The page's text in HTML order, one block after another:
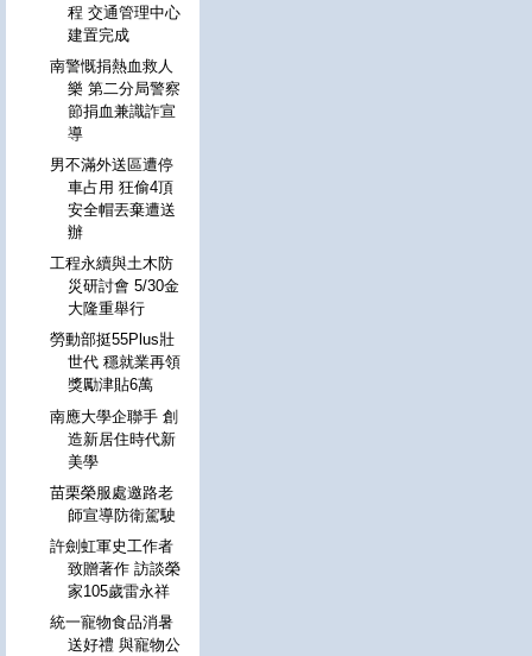
程 交通管理中心
建置完成
南警慨捐熱血救人
樂 第二分局警察
節捐血兼識詐宣
導
男不滿外送區遭停
車占用 狂偷4頂
安全帽丟棄遭送
辦
工程永續與土木防
災研討會 5/30金
大隆重舉行
勞動部挺55Plus壯
世代 穩就業再領
獎勵津貼6萬
南應大學企聯手 創
造新居住時代新
美學
苗栗榮服處邀路老
師宣導防衛駕駛
許劍虹軍史工作者
致贈著作 訪談榮
家105歲雷永祥
統一寵物食品消暑
送好禮 與寵物公